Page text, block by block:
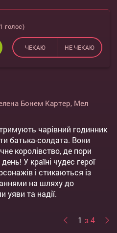
1 голос)
0% ЧЕКАЮ НЕ ЧЕКАЮ
Бонем Картер, Мел
чарівний годинник
батька-солдата. Вони
королівство, де пори
У країні чудес герої
і стикаються із
на шляху до
уяви та надії.
1 з 4